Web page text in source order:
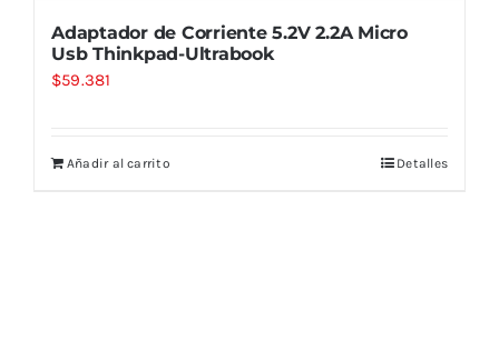
Adaptador de Corriente 5.2V 2.2A Micro
Usb Thinkpad-Ultrabook
$59.381
Añadir al carrito Detalles